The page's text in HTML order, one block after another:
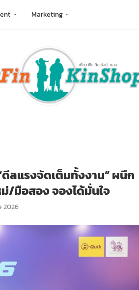
Marketing
ดีลแรงจัดเต็มทั้งงาน” ผนึก
/มือสอง จองได้มั่นใจ
2026